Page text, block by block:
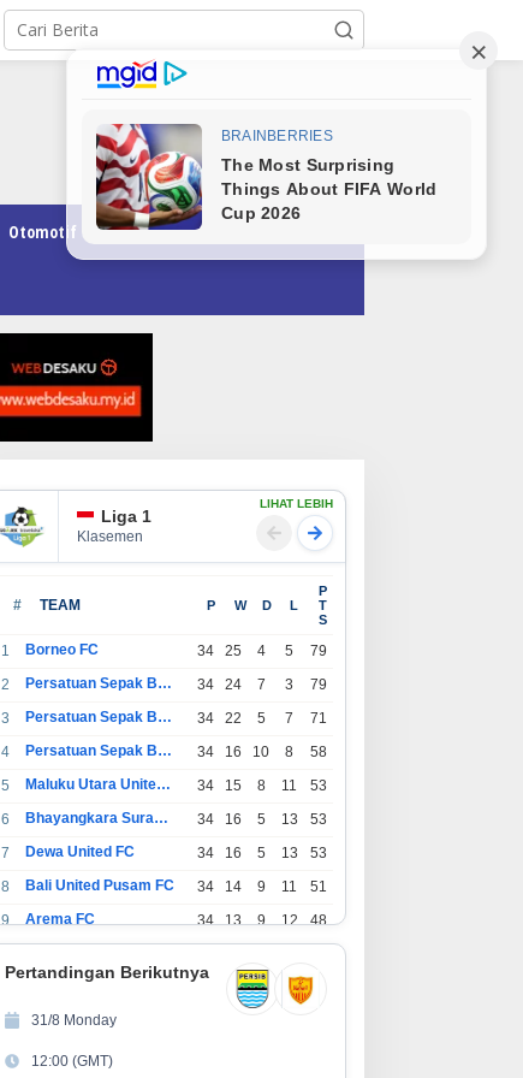
Otomotif Pendidikan
Liga 1
Klasemen
LIHAT LEBIH
# TEAM P W D L
P
T
S
1 Borneo FC 34 25 4 5
79
2
Persatuan Sepak Bola Indonesia Bandung 34 24 7 3
79
3
Persatuan Sepak Bola Indonesia Jakarta 34 22 5 7
71
4
Persatuan Sepak Bola Surabaya 34 16 10 8
58
5
Maluku Utara United FC 34 15 8 11
53
6
Bhayangkara Surabaya United 34 16 5 13
53
7
Dewa United FC 34 16 5 13
53
8
Bali United Pusam FC 34 14 9 11
51
9
Arema FC 34 13 9 12
48
0
1
11 12 11
2
Pertandingan Berikutnya
31/8 Monday
12:00 (GMT)